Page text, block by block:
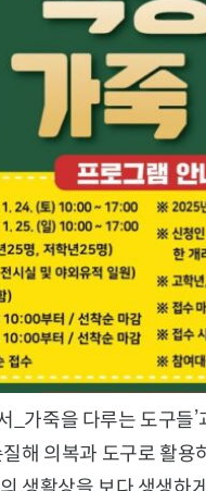
_가죽을 다루는 도구들
해 의복과 도구로 활용